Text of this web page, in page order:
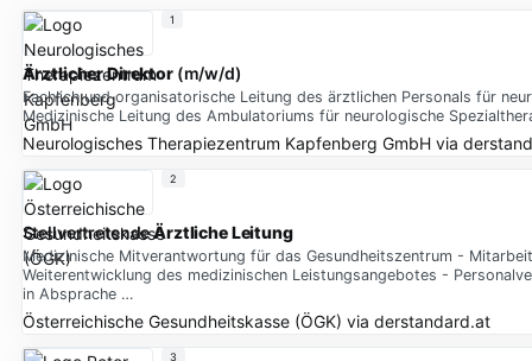
Ärztlicher Direktor(m/w/d)
Fachlich und organisatorische Leitung des ärztlichen Personals für
Medizinische Leitung des Ambulatoriums für neurologische
Neurologisches Therapiezentrum Kapfenberg GmbHvia
1
StellvertretendeÄrztliche Leitung
Medizinische Mitverantwortung für das Gesundheitszentrum -
Weiterentwicklung des medizinischen Leistungsangebotes -
in Absprache …
Österreichische Gesundheitskasse (ÖGK) via derstandard.at
2
3